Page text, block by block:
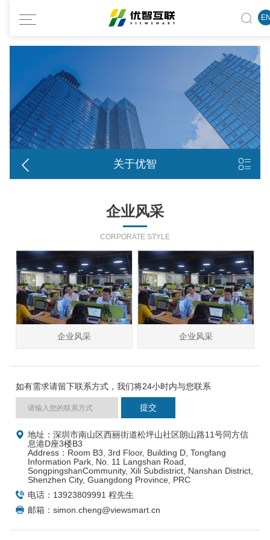
 关于优智 
企业风采
CORPORATE STYLE
企业风采 企业风采
如有需求请留下联系方式，我们将24小时内与您联系
地址：深圳市南山区西丽街道松坪山社区朗山路11号同方信
息港D座3楼B3
Address：Room B3, 3rd Floor, Building D, Tongfang
Information Park, No. 11 Langshan Road,
SongpingshanCommunity, Xili Subdistrict, Nanshan District,
Shenzhen City, Guangdong Province, PRC
电话：13923809991 程先生
邮箱：simon.cheng@viewsmart.cn